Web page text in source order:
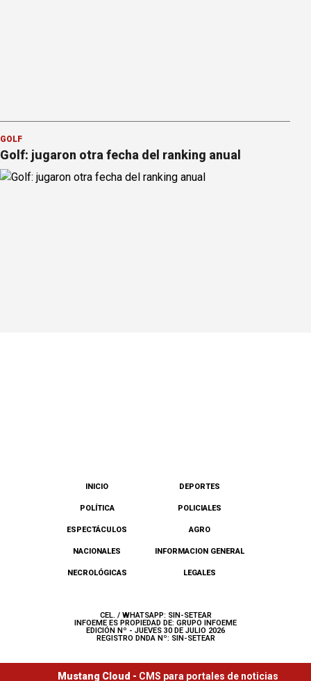
GOLF
Golf: jugaron otra fecha del ranking anual
INICIO DEPORTES
POLÍTICA POLICIALES
ESPECTÁCULOS AGRO
NACIONALES INFORMACION GENERAL
NECROLÓGICAS LEGALES
CEL. / WHATSAPP: SIN-SETEAR
INFOEME ES PROPIEDAD DE: GRUPO INFOEME
EDICIÓN Nº - JUEVES 30 DE JULIO 2026
REGISTRO DNDA Nº: SIN-SETEAR
Mustang Cloud - CMS para portales de noticias